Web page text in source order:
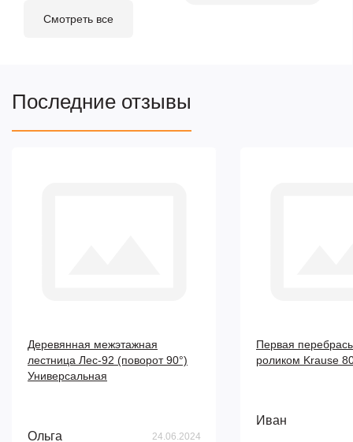
Смотреть все
Последние отзывы
Деревянная межэтажная
лестница Лес-92 (поворот 90°)
Универсальная
Ольга 24.06.2024
Первая
роликом Krause
Иван